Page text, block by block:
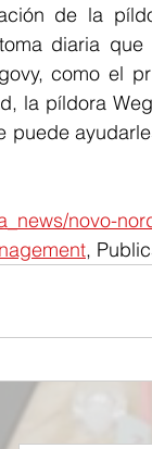
de la
diaria
como el
la píldora
puede
novo-
,